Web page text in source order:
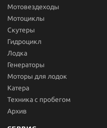
Мотовездеходы
Мотоциклы
Скутеры
Гидроцикл
Лодка
Генераторы
Моторы для лодок
Катера
Техника с пробегом
Архив